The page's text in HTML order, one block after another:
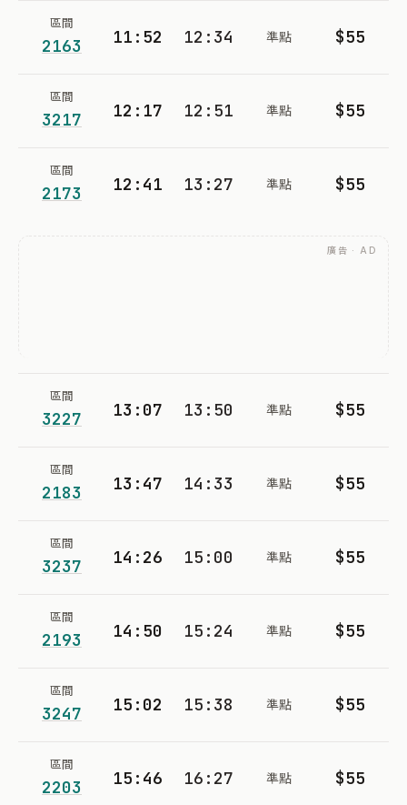
區間
2163 11:52 12:34 準點 $55
區間
3217 12:17 12:51 準點 $55
區間
2173 12:41 13:27 準點 $55
廣告 · AD
區間
3227 13:07 13:50 準點 $55
區間
2183 13:47 14:33 準點 $55
區間
3237 14:26 15:00 準點 $55
區間
2193 14:50 15:24 準點 $55
區間
3247 15:02 15:38 準點 $55
區間
2203 15:46 16:27 準點 $55